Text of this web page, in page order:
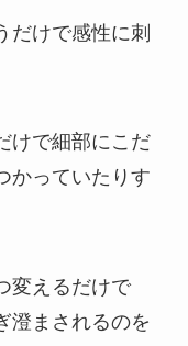
だけで感性に刺
けで細部にこだ
かっていたりす
変えるだけで
澄まされるのを